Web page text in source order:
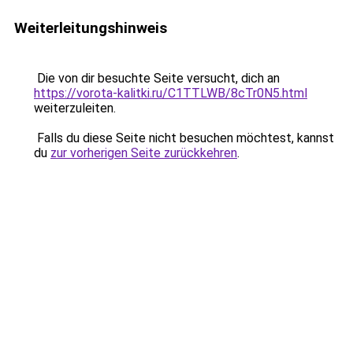
Weiterleitungshinweis
Die von dir besuchte Seite versucht, dich an
https://vorota-kalitki.ru/C1TTLWB/8cTr0N5.html
weiterzuleiten.
Falls du diese Seite nicht besuchen möchtest, kannst
du zur vorherigen Seite zurückkehren.